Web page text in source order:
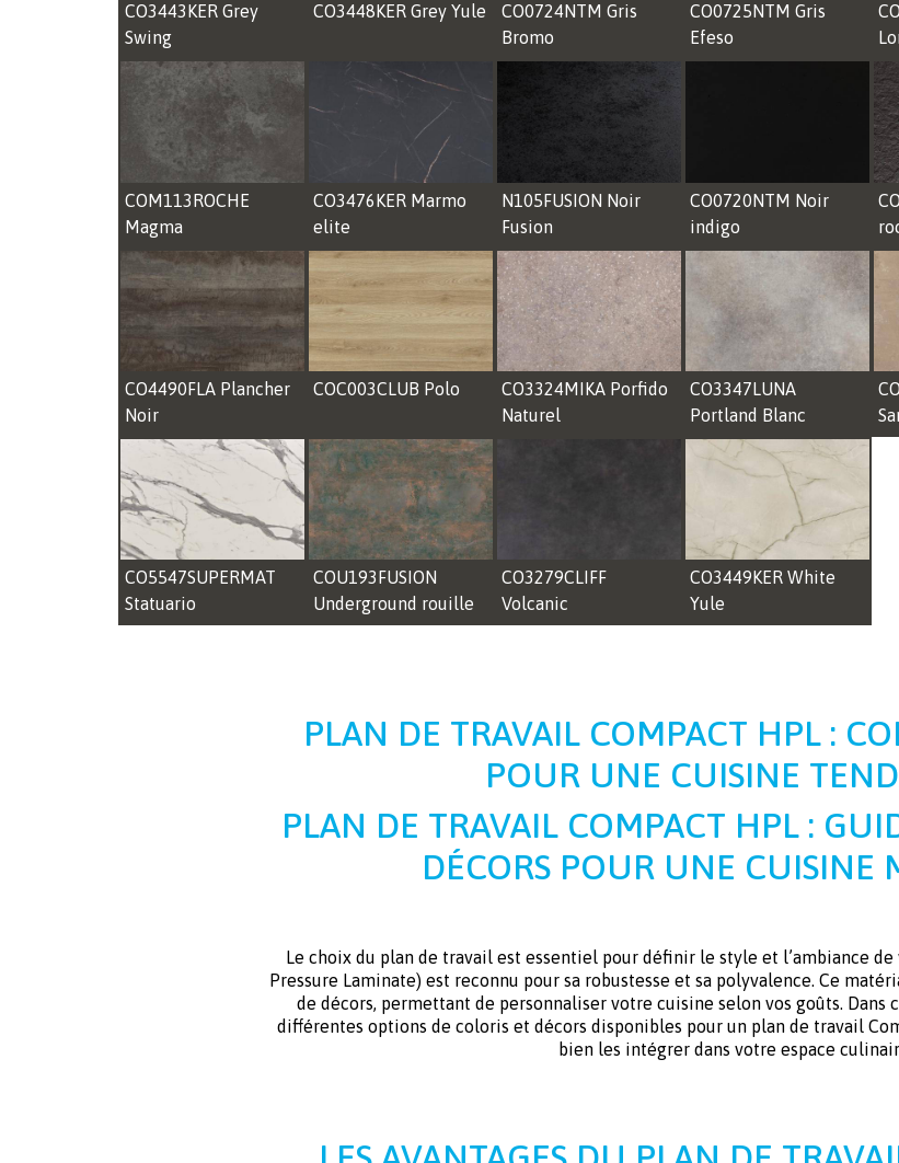
CO3443KER Grey
Swing
CO3448KER Grey Yule
CO0724NTM Gris
Bromo
CO0725NTM Gris
Efeso
COM113ROCHE
Magma
CO3476KER Marmo
elite
N105FUSION Noir
Fusion
CO0720NTM Noir
indigo
CO4490FLA Plancher
Noir
COC003CLUB Polo
CO3324MIKA Porfido
Naturel
CO3347LUNA
Portland Blanc
CO5547SUPERMAT
Statuario
COU193FUSION
Underground rouille
CO3279CLIFF
Volcanic
CO3449KER White
Yule
PLAN DE TRAVAIL COMPACT HPL :
POUR UNE CUISINE
PLAN DE TRAVAIL COMPACT HPL :
DÉCORS POUR UNE CUISINE
Le choix du plan de travail est essentiel pour définir le style et l’ambiance
Pressure Laminate) est reconnu pour sa robustesse et sa polyvalence. Ce
de décors, permettant de personnaliser votre cuisine selon vos goûts. Dans
différentes options de coloris et décors disponibles pour un plan de travail
bien les intégrer dans votre espace